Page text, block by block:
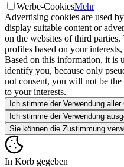
Werbe-CookiesMehr
Advertising cookies are used
display suitable content or
on the websites of third
profiles based on your
Based on this information, it is
identify you, because only
not consent, you will not be
to your interests.
Ich stimme der Verwendung
Ich stimme der Verwendung
Sie können die Zustimmung
In Korb gegeben